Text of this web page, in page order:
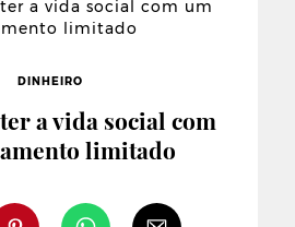
DINHEIRO
a vida social com
limitado